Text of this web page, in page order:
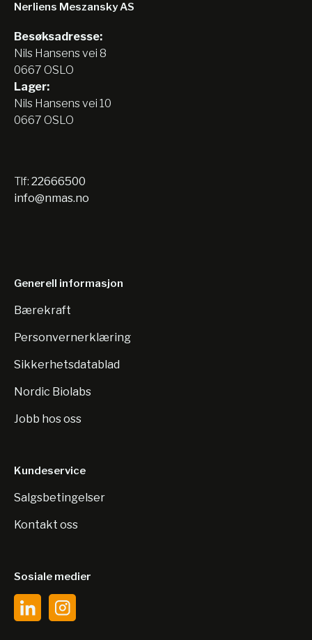
Nerliens Meszansky AS
Besøksadresse:
Nils Hansens vei 8
0667 OSLO
Lager:
Nils Hansens vei 10
0667 OSLO
Tlf: 22666500
info@nmas.no
Generell informasjon
Bærekraft
Personvernerklæring
Sikkerhetsdatablad
Nordic Biolabs
Jobb hos oss
Kundeservice
Salgsbetingelser
Kontakt oss
Sosiale medier